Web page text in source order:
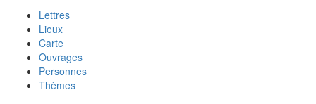
Lettres
Lieux
Carte
Ouvrages
Personnes
Thèmes